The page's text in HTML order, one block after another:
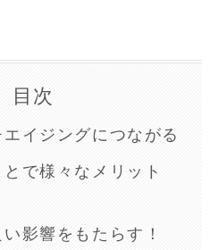
目次
イジングにつながる
で様々なメリット
影響をもたらす！